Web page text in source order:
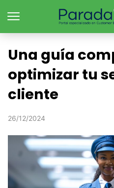
Una guía
optimizar tu
cliente
26/12/2024